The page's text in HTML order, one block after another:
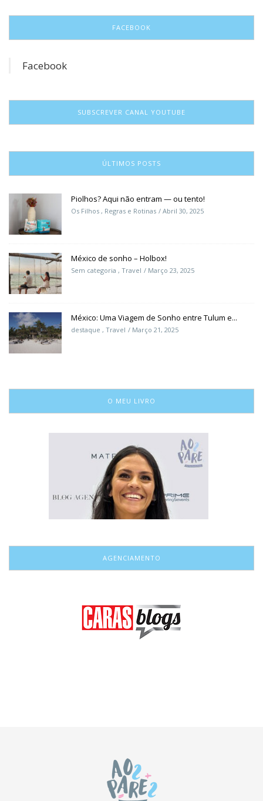
FACEBOOK
Facebook
SUBSCREVER CANAL YOUTUBE
ÚLTIMOS POSTS
Piolhos? Aqui não entram — ou tento!
Os Filhos , Regras e Rotinas Abril 30, 2025
México de sonho – Holbox!
Sem categoria , Travel Março 23, 2025
México: Uma Viagem de Sonho entre Tulum e...
destaque , Travel Março 21, 2025
O MEU LIVRO
AGENCIAMENTO